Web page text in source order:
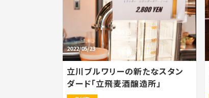
2022/05/23
立川ブルワリーの新たなスタン
ダード「立飛麦酒醸造所」